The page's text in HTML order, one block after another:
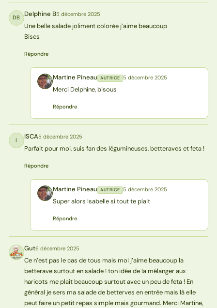
DB Delphine B5 décembre 2025
Une belle salade joliment colorée j’aime beaucoup
Bises
Répondre
MP Martine Pineau AUTRICE 5 décembre 2025
Merci Delphine, bisous
Répondre
I ISCA5 décembre 2025
Parfait pour moi, suis fan des légumineuses, betteraves et feta !
Répondre
MP Martine Pineau AUTRICE 5 décembre 2025
Super alors Isabelle si tout te plait
Répondre
G Gut6 décembre 2025
Ce n’est pas le cas de tous mais moi j’aime beaucoup la
betterave surtout en salade ! ton idée de la mélanger aux
haricots me plait beaucoup surtout avec un peu de feta ! En
général je sers ma salade de betterves en entrée mais là elle
peut faire un petit repas simple mais gourmand. Merci Martine,